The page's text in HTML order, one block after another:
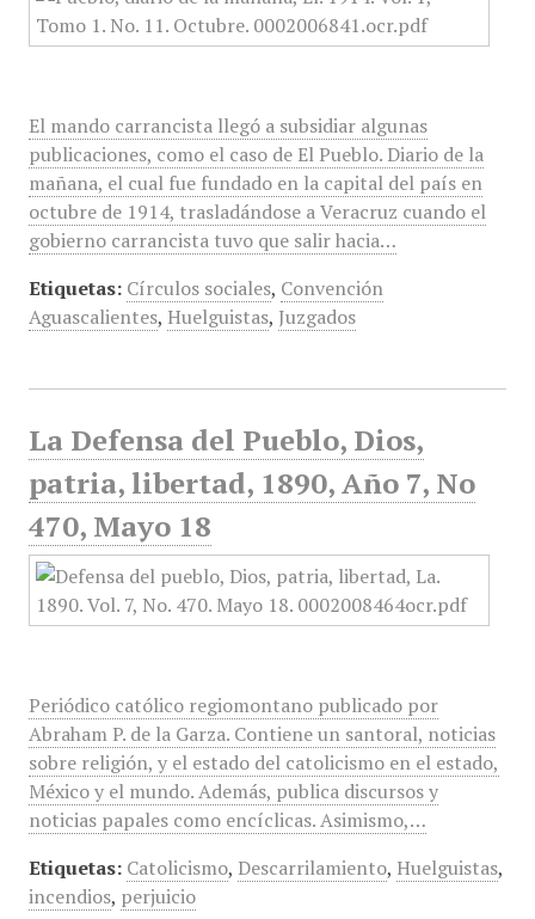
El mando carrancista llegó a subsidiar algunas
publicaciones, como el caso de El Pueblo. Diario de la
mañana, el cual fue fundado en la capital del país en
octubre de 1914, trasladándose a Veracruz cuando el
gobierno carrancista tuvo que salir hacia…
Etiquetas: Círculos sociales, Convención
Aguascalientes, Huelguistas, Juzgados
La Defensa del Pueblo, Dios,
patria, libertad, 1890, Año 7, No
470, Mayo 18
Periódico católico regiomontano publicado por
Abraham P. de la Garza. Contiene un santoral, noticias
sobre religión, y el estado del catolicismo en el estado,
México y el mundo. Además, publica discursos y
noticias papales como encíclicas. Asimismo,…
Etiquetas: Catolicismo, Descarrilamiento, Huelguistas,
incendios, perjuicio